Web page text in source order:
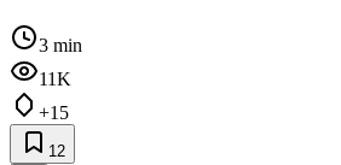
3 min
11K
+15
12